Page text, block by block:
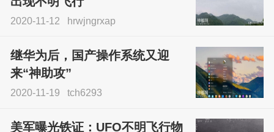
2020-11-12 hrwjngrxap
继华为后，国产操作系统又迎
来“神助攻”
2020-11-19 tch6293
美军曝光铁证：UFO不明飞行物